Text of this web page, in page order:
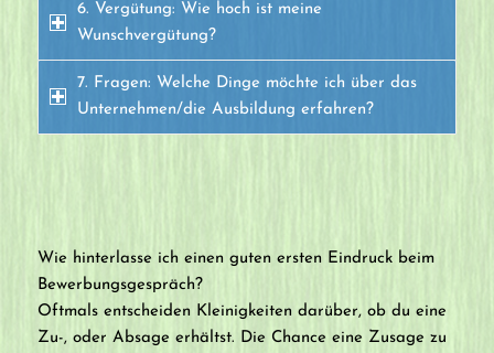
6. Vergütung: Wie hoch ist meine
Wunschvergütung?
7. Fragen: Welche Dinge möchte ich über das
Unternehmen/die Ausbildung erfahren?
Wie hinterlasse ich einen guten ersten Eindruck beim
Bewerbungsgespräch?
Oftmals entscheiden Kleinigkeiten darüber, ob du eine
Zu-, oder Absage erhältst. Die Chance eine Zusage zu